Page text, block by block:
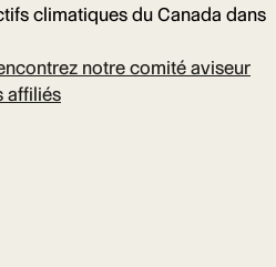
climatiques du Canada dans
notre comité aviseur
affiliés